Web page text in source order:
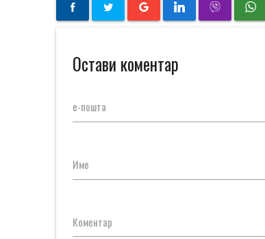
Остави коментар
е-пошта
Име
Коментар